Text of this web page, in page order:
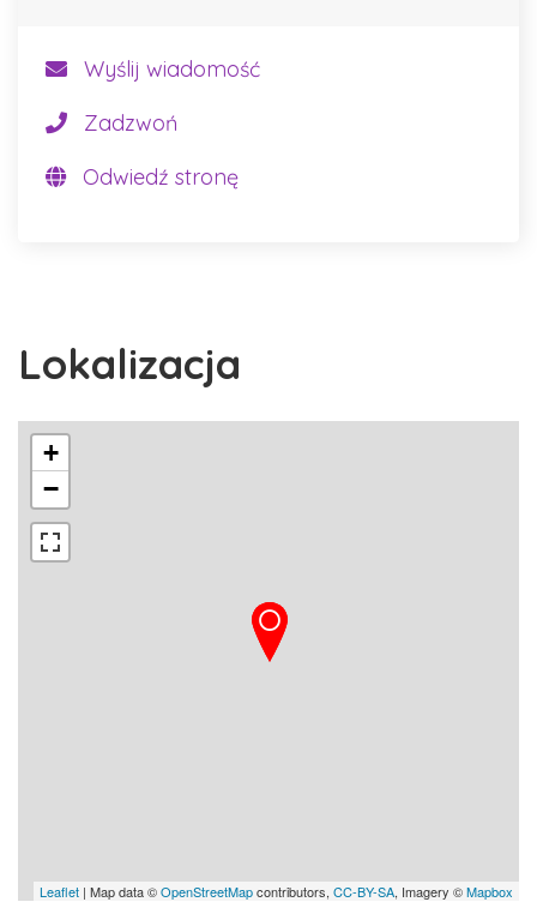
Lokalizacja
+
−
Leaflet | Map data ©OpenStreetMapcontributors, CC-BY-SA, Imagery ©Mapbox
Wyślij wiadomość
Zadzwoń
Odwiedź stronę